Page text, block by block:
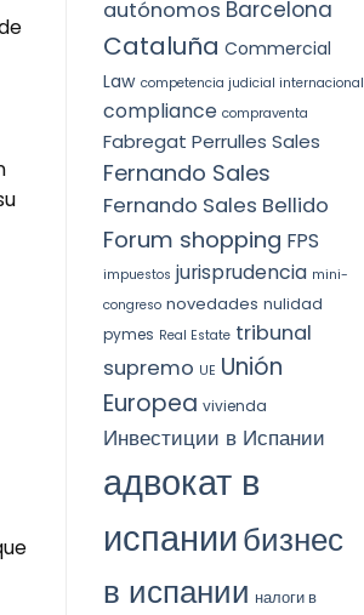
autónomos Barcelona
Cataluña Commercial
Law competencia judicial internacional
compliance compraventa
Fabregat Perrulles Sales
Fernando Sales
Fernando Sales Bellido
Forum shopping FPS
impuestos jurisprudencia mini-
congreso novedades nulidad
pymes Real Estate tribunal
supremo UE Unión
Europea vivienda
Инвестиции в Испании
адвокат в
испаниибизнес
в испании налоги в